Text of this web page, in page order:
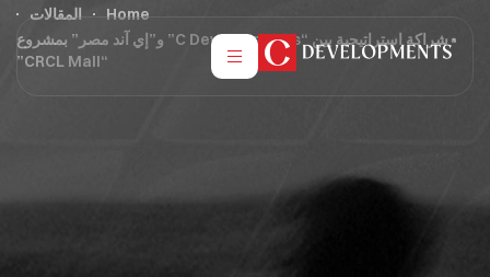
Home
المقالات
شراكة استراتيجية بين “C Developments” و”إي آند مصر” بمشروع
“CRCL Mall”